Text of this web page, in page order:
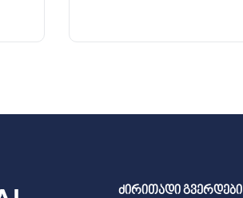
ძირითადი გვერდები